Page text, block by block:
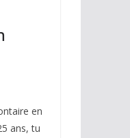
en
ans, tu